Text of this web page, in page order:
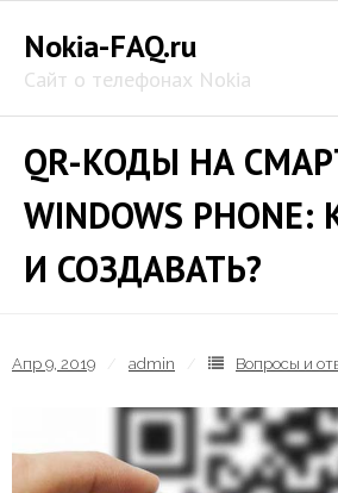
content
Nokia-FAQ.ru
Сайт о телефонах Nokia
QR-КОДЫ НА
WINDOWS
И СОЗДАВАТЬ?
Апр 9, 2019 admin Вопросы и